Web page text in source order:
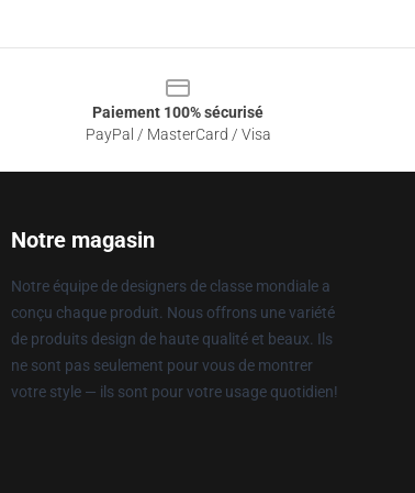
Paiement 100% sécurisé
PayPal / MasterCard / Visa
Notre magasin
Notre équipe de designers de classe mondiale a
conçu chaque produit. Nous offrons une variété
de produits design de haute qualité et beaux. Ils
ne sont pas seulement pour vous de montrer
votre style — ils sont pour votre usage quotidien!